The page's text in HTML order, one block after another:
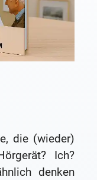
die (wieder)
Ich?
denken